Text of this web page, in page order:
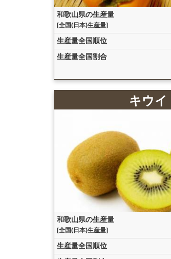
和歌山県の生産量
[全国(日本)生産量]
生産量全国順位
生産量全国割合
キウイ
和歌山県の生産量
[全国(日本)生産量]
生産量全国順位